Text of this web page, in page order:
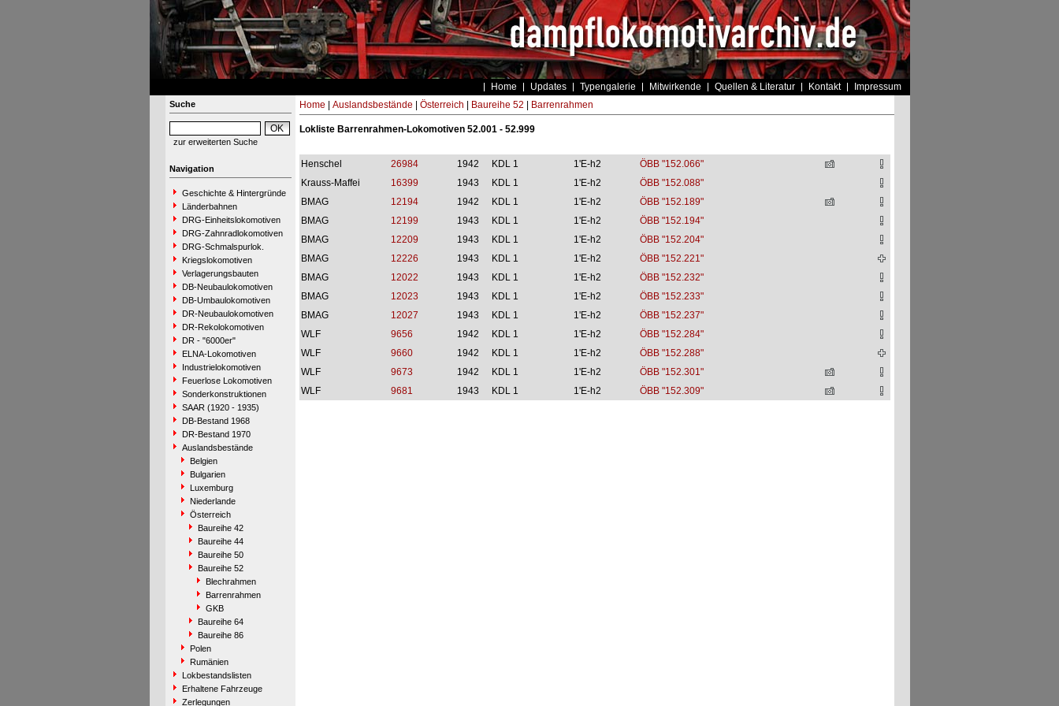
Home Updates Typengalerie Mitwirkende Quellen & Literatur Kontakt Impressum
Suche
zur erweiterten Suche
Navigation
Geschichte & Hintergründe
Länderbahnen
DRG-Einheitslokomotiven
DRG-Zahnradlokomotiven
DRG-Schmalspurlok.
Kriegslokomotiven
Verlagerungsbauten
DB-Neubaulokomotiven
DB-Umbaulokomotiven
DR-Neubaulokomotiven
DR-Rekolokomotiven
DR - "6000er"
ELNA-Lokomotiven
Industrielokomotiven
Feuerlose Lokomotiven
Sonderkonstruktionen
SAAR (1920 - 1935)
DB-Bestand 1968
DR-Bestand 1970
Auslandsbestände
Belgien
Bulgarien
Luxemburg
Niederlande
Österreich
Baureihe 42
Baureihe 44
Baureihe 50
Baureihe 52
Blechrahmen
Barrenrahmen
GKB
Baureihe 64
Baureihe 86
Polen
Rumänien
Lokbestandslisten
Erhaltene Fahrzeuge
Zerlegungen
Home Auslandsbestände Österreich Baureihe 52 Barrenrahmen
Lokliste Barrenrahmen-Lokomotiven 52.001 - 52.999
Henschel 26984 1942 KDL 1 1'E-h2
ÖBB "152.066"
Krauss-Maffei
16399 1943 KDL 1 1'E-h2
ÖBB "152.088"
BMAG
12194 1942 KDL 1 1'E-h2
ÖBB "152.189"
BMAG
12199 1943 KDL 1 1'E-h2
ÖBB "152.194"
BMAG
12209 1943 KDL 1 1'E-h2
ÖBB "152.204"
BMAG
12226 1943 KDL 1 1'E-h2
ÖBB "152.221"
BMAG
12022 1943 KDL 1 1'E-h2
ÖBB "152.232"
BMAG
12023 1943 KDL 1 1'E-h2
ÖBB "152.233"
BMAG
12027 1943 KDL 1 1'E-h2
ÖBB "152.237"
WLF
9656 1942 KDL 1 1'E-h2
ÖBB "152.284"
WLF
9660 1942 KDL 1 1'E-h2
ÖBB "152.288"
WLF
9673 1942 KDL 1 1'E-h2
ÖBB "152.301"
WLF
9681 1943 KDL 1 1'E-h2 ÖBB "152.309"